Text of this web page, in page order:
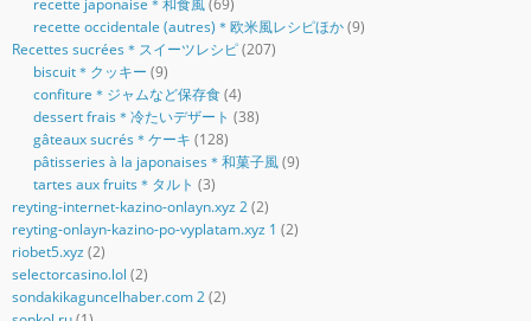
recette occidentale (autres)＊欧米風レシピほか(9)
Recettes sucrées＊スイーツレシピ(207)
biscuit＊クッキー (9)
confiture＊ジャムなど保存食(4)
dessert frais＊冷たいデザート (38)
gâteaux sucrés＊ケーキ (128)
pâtisseries à la japonaises＊和菓子風(9)
tartes aux fruits＊タルト (3)
reyting-internet-kazino-onlayn.xyz 2(2)
reyting-onlayn-kazino-po-vyplatam.xyz 1 (2)
riobet5.xyz (2)
selectorcasino.lol (2)
sondakikaguncelhaber.com 2(2)